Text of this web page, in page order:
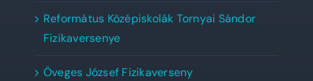
Református Középiskolák Tornyai Sándor
Fizikaversenye
Öveges József Fizikaverseny